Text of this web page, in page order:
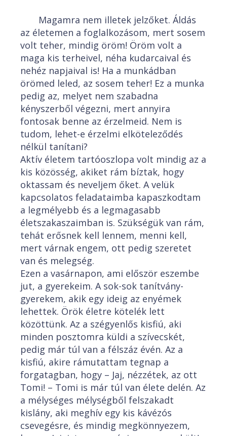
Magamra nem illetek jelzőket. Áldás
az életemen a foglalkozásom, mert sosem
volt teher, mindig öröm! Öröm volt a
maga kis terheivel, néha kudarcaival és
nehéz napjaival is! Ha a munkádban
örömed leled, az sosem teher! Ez a munka
pedig az, melyet nem szabadna
kényszerből végezni, mert annyira
fontosak benne az érzelmeid. Nem is
tudom, lehet-e érzelmi elköteleződés
nélkül tanítani?
Aktív életem tartóoszlopa volt mindig az a
kis közösség, akiket rám bíztak, hogy
oktassam és neveljem őket. A velük
kapcsolatos feladataimba kapaszkodtam
a legmélyebb és a legmagasabb
életszakaszaimban is. Szükségük van rám,
tehát erősnek kell lennem, menni kell,
mert várnak engem, ott pedig szeretet
van és melegség.
Ezen a vasárnapon, ami először eszembe
jut, a gyerekeim. A sok-sok tanítvány-
gyerekem, akik egy ideig az enyémek
lehettek. Örök életre kötelék lett
közöttünk. Az a szégyenlős kisfiú, aki
minden posztomra küldi a szívecskét,
pedig már túl van a félszáz évén. Az a
kisfiú, akire rámutattam tegnap a
forgatagban, hogy – Jaj, nézzétek, az ott
Tomi! – Tomi is már túl van élete delén. Az
a mélységes mélységből felszakadt
kislány, aki meghív egy kis kávézós
csevegésre, és mindig megkönnyezem,